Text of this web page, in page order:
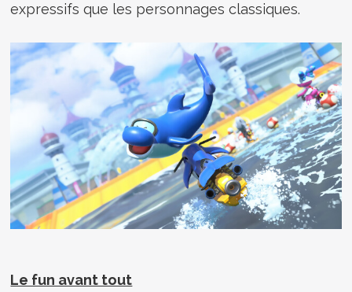
expressifs que les personnages classiques.
Le fun avant tout